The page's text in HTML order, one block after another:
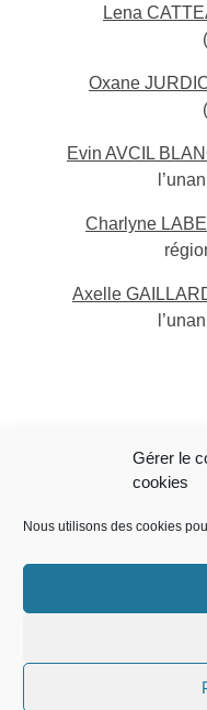
Gérer le
cookies
Nous utilisons des cookies
Lena
Oxane
Evin AVCIL
Charlyne
Axelle
Boulodrome –